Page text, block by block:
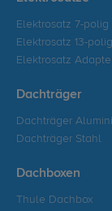
Elektrosatz 7-polig
Elektrosatz 13-polig
Elektrosatz
Dachträger
Dachträger
Dachträger Stahl
Dachboxen
Thule Dachbox